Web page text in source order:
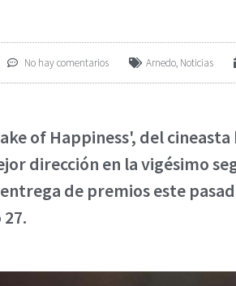
No hay comentarios Arnedo, Noticias
of Happiness', del
dirección en la vigésimo
de premios este